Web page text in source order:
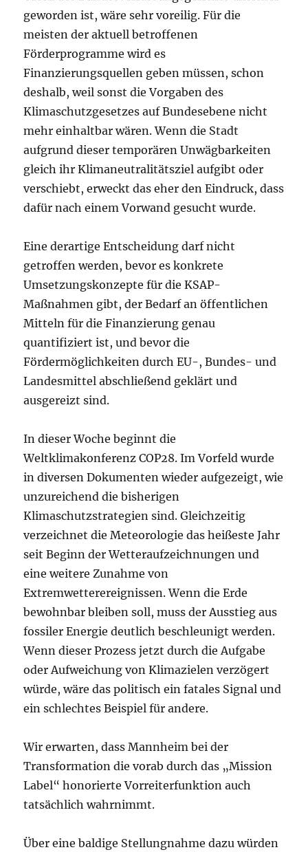
geworden ist, wäre sehr voreilig. Für die
meisten der aktuell betroffenen
Förderprogramme wird es
Finanzierungsquellen geben müssen, schon
deshalb, weil sonst die Vorgaben des
Klimaschutzgesetzes auf Bundesebene nicht
mehr einhaltbar wären. Wenn die Stadt
aufgrund dieser temporären Unwägbarkeiten
gleich ihr Klimaneutralitätsziel aufgibt oder
verschiebt, erweckt das eher den Eindruck, dass
dafür nach einem Vorwand gesucht wurde.
Eine derartige Entscheidung darf nicht
getroffen werden, bevor es konkrete
Umsetzungskonzepte für die KSAP-
Maßnahmen gibt, der Bedarf an öffentlichen
Mitteln für die Finanzierung genau
quantifiziert ist, und bevor die
Fördermöglichkeiten durch EU-, Bundes- und
Landesmittel abschließend geklärt und
ausgereizt sind.
In dieser Woche beginnt die
Weltklimakonferenz COP28. Im Vorfeld wurde
in diversen Dokumenten wieder aufgezeigt, wie
unzureichend die bisherigen
Klimaschutzstrategien sind. Gleichzeitig
verzeichnet die Meteorologie das heißeste Jahr
seit Beginn der Wetteraufzeichnungen und
eine weitere Zunahme von
Extremwetterereignissen. Wenn die Erde
bewohnbar bleiben soll, muss der Ausstieg aus
fossiler Energie deutlich beschleunigt werden.
Wenn dieser Prozess jetzt durch die Aufgabe
oder Aufweichung von Klimazielen verzögert
würde, wäre das politisch ein fatales Signal und
ein schlechtes Beispiel für andere.
Wir erwarten, dass Mannheim bei der
Transformation die vorab durch das „Mission
Label“ honorierte Vorreiterfunktion auch
tatsächlich wahrnimmt.
Über eine baldige Stellungnahme dazu würden